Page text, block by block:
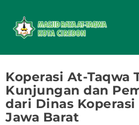
Koperasi At-Taqwa
Kunjungan dan
dari Dinas
Jawa Barat